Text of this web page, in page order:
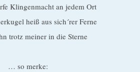
Klingenmacht an jedem Ort
heiß aus sich´rer Ferne
trotz meiner in die Sterne
… so merke: